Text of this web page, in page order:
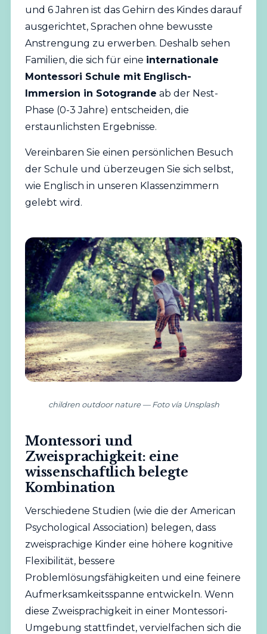
und 6 Jahren ist das Gehirn des Kindes darauf
ausgerichtet, Sprachen ohne bewusste
Anstrengung zu erwerben. Deshalb sehen
Familien, die sich für eine internationale
Montessori Schule mit Englisch-
Immersion in Sotogrande ab der Nest-
Phase (0-3 Jahre) entscheiden, die
erstaunlichsten Ergebnisse.
Vereinbaren Sie einen persönlichen Besuch
der Schule und überzeugen Sie sich selbst,
wie Englisch in unseren Klassenzimmern
gelebt wird.
children outdoor nature — Foto vía Unsplash
Montessori und
Zweisprachigkeit: eine
wissenschaftlich belegte
Kombination
Verschiedene Studien (wie die der American
Psychological Association) belegen, dass
zweisprachige Kinder eine höhere kognitive
Flexibilität, bessere
Problemlösungsfähigkeiten und eine feinere
Aufmerksamkeitsspanne entwickeln. Wenn
diese Zweisprachigkeit in einer Montessori-
Umgebung stattfindet, vervielfachen sich die